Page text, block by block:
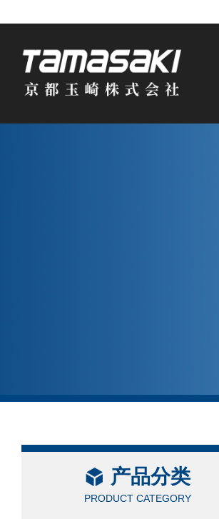
产品分类
PRODUCT CATEGORY